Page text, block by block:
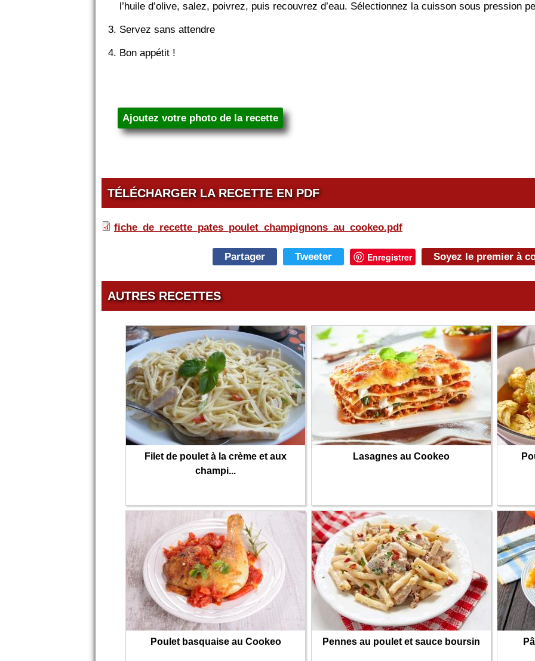
l’huile d’olive, salez, poivrez, puis recouvrez d’eau. Sélectionnez la cuisson sous pression
Servez sans attendre
Bon appétit !
Ajoutez votre photo de la recette
TÉLÉCHARGER LA RECETTE EN PDF
fiche_de_recette_pates_poulet_champignons_au_cookeo.pdf
Partager Tweeter Enregistrer Soyez le premier à
AUTRES RECETTES
Filet de poulet à la crème et aux
champi...
Lasagnes au Cookeo
Poulet basquaise au Cookeo Pennes au poulet et sauce boursin